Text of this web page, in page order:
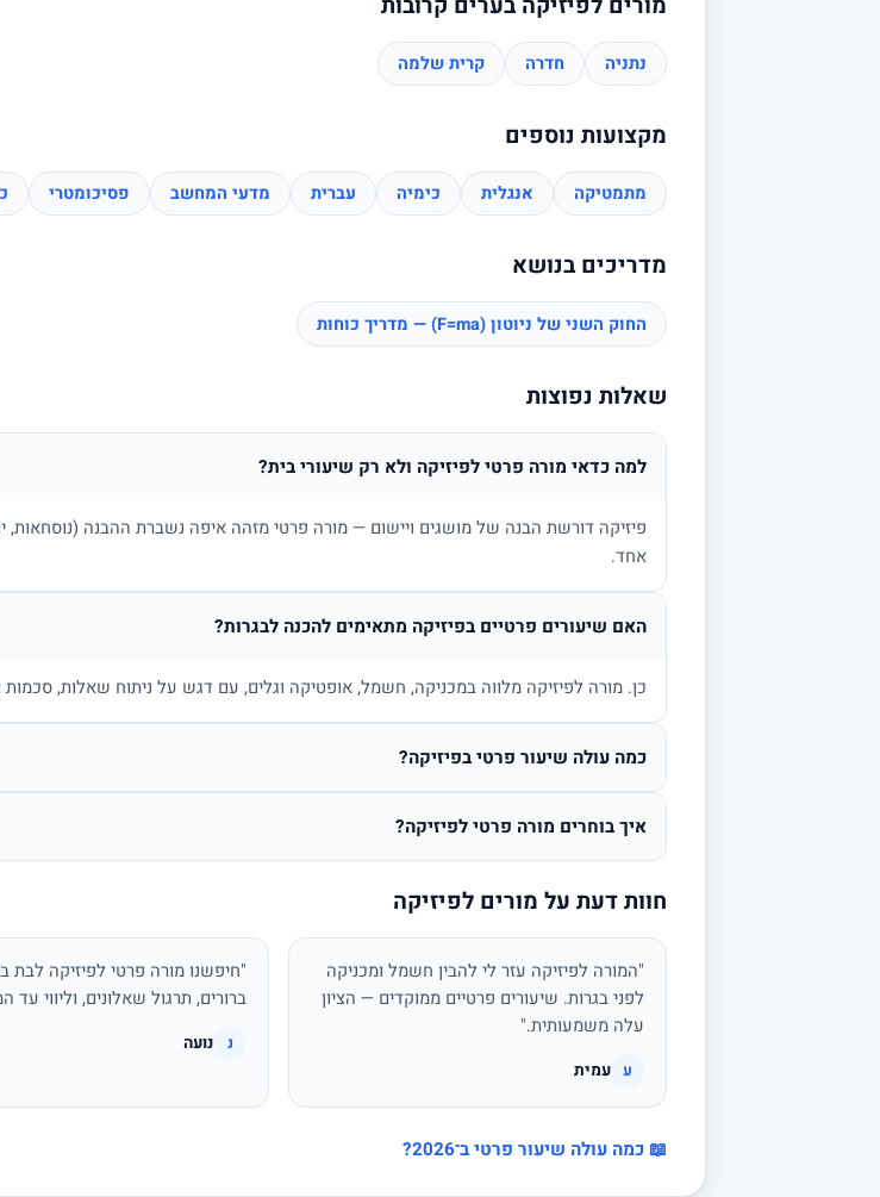
נתניה חדרה קרית שלמה
מקצועות נוספים
מתמטיקה אנגלית כימיה עברית מדעי המחשב פסיכומטרי
מדריכים בנושא
החוק השני של ניוטון (F=ma) — מדריך כוחות
שאלות נפוצות
למה כדאי מורה פרטי לפיזיקה ולא רק שיעורי בית?
פיזיקה דורשת הבנה של מושגים ויישום — מורה פרטי מזהה איפה נשברת ההבנה (נוסחאות,
אחד.
האם שיעורים פרטיים בפיזיקה מתאימים להכנה לבגרות?
כן. מורה לפיזיקה מלווה במכניקה, חשמל, אופטיקה וגלים, עם דגש על ניתוח שאלות, סכמות
כמה עולה שיעור פרטי בפיזיקה?
איך בוחרים מורה פרטי לפיזיקה?
חוות דעת על מורים לפיזיקה
"המורה לפיזיקה עזר לי להבין חשמל ומכניקה
לפני בגרות. שיעורים פרטיים ממוקדים — הציון
עלה משמעותית."
ע עמית
"חיפשנו מורה פרטי לפיזיקה לבת
ברורים, תרגול שאלונים, וליווי עד
נ נועה
📖 כמה עולה שיעור פרטי ב־2026?